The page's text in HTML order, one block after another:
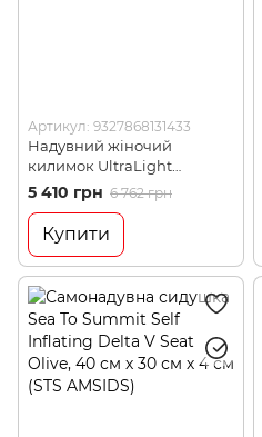
Артикул: 9327868131433
Надувний жіночий
килимок UltraLight
Insulated Mat 2020,
168х55х5см, Coral від Sea to
Summit (STS AMULINS_WR)
5 410 грн 6 762 грн
Купити